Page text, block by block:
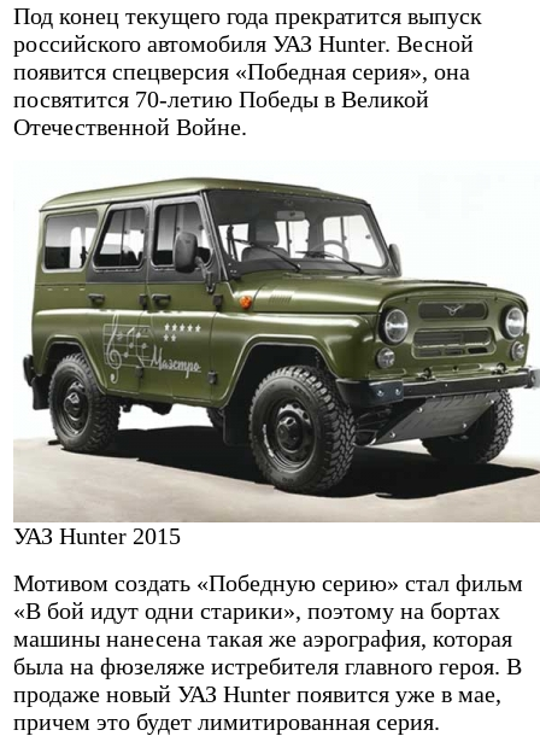
Под конец текущего года прекратится выпуск
российского автомобиля УАЗ Hunter. Весной
появится спецверсия «Победная серия», она
посвятится 70-летию Победы в Великой
Отечественной Войне.
УАЗ Hunter 2015
Мотивом создать «Победную серию» стал фильм
«В бой идут одни старики», поэтому на бортах
машины нанесена такая же аэрография, которая
была на фюзеляже истребителя главного героя. В
продаже новый УАЗ Hunter появится уже в мае,
причем это будет лимитированная серия.